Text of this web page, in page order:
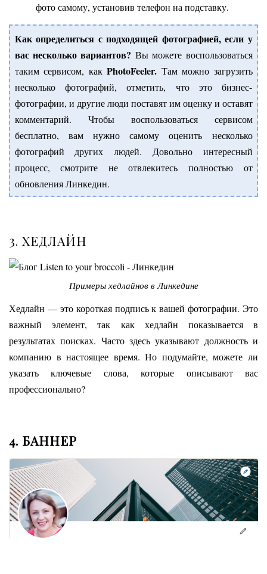
фото самому, установив телефон на подставку.
Как определиться с подходящей фотографией, если у
вас несколько вариантов? Вы можете воспользоваться
таким сервисом, как PhotoFeeler. Там можно загрузить
несколько фотографий, отметить, что это бизнес-
фотографии, и другие люди поставят им оценку и оставят
комментарий. Чтобы воспользоваться сервисом
бесплатно, вам нужно самому оценить несколько
фотографий других людей. Довольно интересный
процесс, смотрите не отвлекитесь полностью от
обновления Линкедин.
3. ХЕДЛАЙН
Примеры хедлайнов в Линкедине
Хедлайн — это короткая подпись к вашей фотографии. Это
важный элемент, так как хедлайн показывается в
результатах поисках. Часто здесь указывают должность и
компанию в настоящее время. Но подумайте, можете ли
указать ключевые слова, которые описывают вас
профессионально?
4. БАННЕР